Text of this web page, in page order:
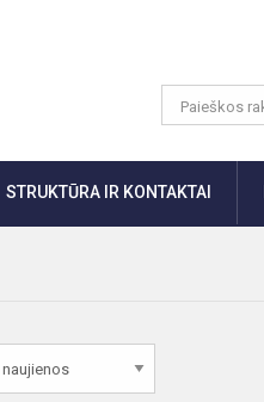
STRUKTŪRA IR KONTAKTAI